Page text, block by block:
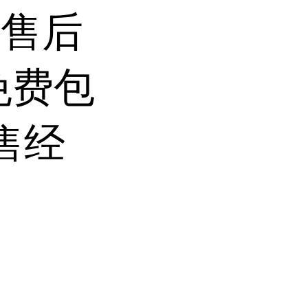
后
费包
经